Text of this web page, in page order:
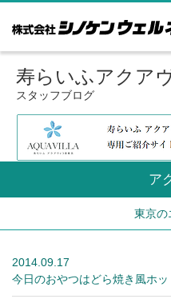
寿らいふアクア
スタッフブログ
ア
東京の
2014.09.17
今日のおやつはどら焼き風ホッ